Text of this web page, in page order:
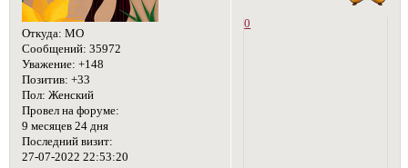
Откуда: МО
Сообщений: 35972
Уважение: +148
Позитив: +33
Пол: Женский
Провел на форуме:
9 месяцев 24 дня
Последний визит:
27-07-2022 22:53:20
0